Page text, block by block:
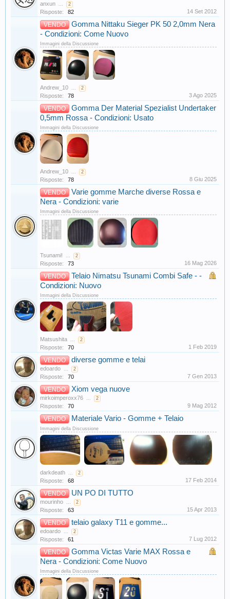
anxun ... 2
Risposte: 82 14 Set 2012
VENDO
Gomma Nittaku Sieger PK 50 2,0mm Nera
- Condizioni: Come Nuovo
Immagini della Discussione
Andrew_10 ... 2
Risposte: 78 3 Ago 2025
VENDO
Gomma Der Material Spezialist Undertaker
0,5mm Rossa - Condizioni: Usato
Immagini della Discussione
Andrew_10 ... 2
Risposte: 78 8 Giu 2025
VENDO
Varie gomme Marche diverse Rossa e
Nera - Condizioni: varie
Immagini della Discussione
Tsunami! ... 2
Risposte: 73 16 Mag 2026
VENDO
Telaio Nimatsu Tsunami Combi Safe - -
Condizioni: Nuovo
Immagini della Discussione
Matsushita ... 2
Risposte: 70 1 Feb 2019
VENDO diverse gomme e telai
edoardo ... 2
Risposte: 70 7 Gen 2013
VENDO Xiom vega nuove
mirkoimperoxx76 ... 2
Risposte: 70 9 Mag 2012
VENDO Materiale Vario - Gomme + Telaio
Immagini della Discussione
darkdeath ... 2
Risposte: 68 17 Feb 2014
VENDO UN PO DI TUTTO
mourinho ... 2
Risposte: 63 15 Apr 2013
VENDO telaio galaxy T11 e gomme...
edoardo ... 2
Risposte: 61 7 Lug 2012
VENDO
Gomma Victas Varie MAX Rossa e
Nera - Condizioni: Come Nuovo
Immagini della Discussione